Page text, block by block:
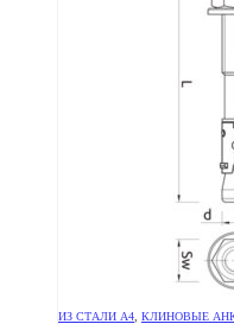
ИЗ СТАЛИ А4 КЛИНОВЫЕ